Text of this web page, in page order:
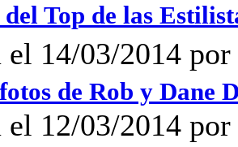
Top de las
el 14/03/2014
de Rob y Dane
el 12/03/2014